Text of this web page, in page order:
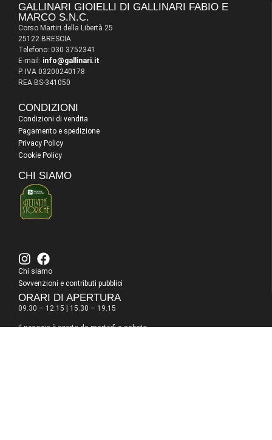
GALLINARI GIOIELLI DI GALLINARI FABIO E
MARCO S.N.C.
Corso Martiri della Libertà 25
25122 BRESCIA
Telefono: 030 3752341
E-mail: info@gallinari.it
P. IVA 03200240178
REA BS-341050
CONDIZIONI
Condizioni di vendita
Pagamento e spedizione
Privacy Policy
Cookie Policy
CHI SIAMO
Chi siamo
Sovvenzioni e contributi pubblici
ORARI DI APERTURA
09.30 – 12.15 | 15.30 – 19.15
Il negozio è aperto da martedì a sabato.